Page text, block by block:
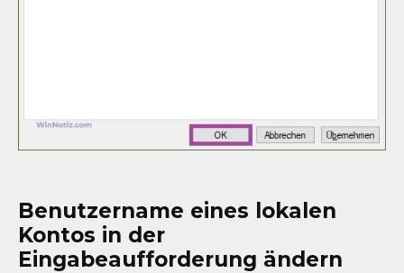
Benutzername eines lokalen
Kontos in der
Eingabeaufforderung ändern